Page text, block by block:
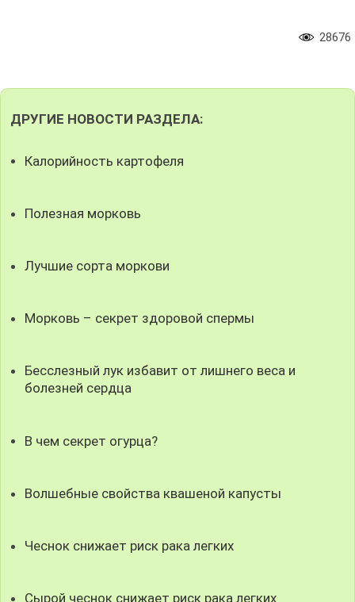
28676
ДРУГИЕ НОВОСТИ РАЗДЕЛА:
Калорийность картофеля
Полезная морковь
Лучшие сорта моркови
Морковь – секрет здоровой спермы
Бесслезный лук избавит от лишнего веса и
болезней сердца
В чем секрет огурца?
Волшебные свойства квашеной капусты
Чеснок снижает риск рака легких
Сырой чеснок снижает риск рака легких